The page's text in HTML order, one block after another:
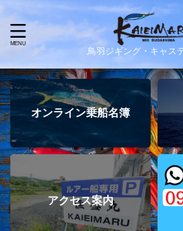
鳥羽ジギング・キャス
オンライン乗船名簿
アクセス案内